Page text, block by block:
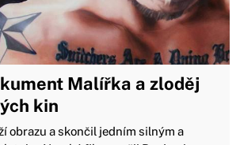
Malířka a zloděj
kin
obrazu a skončil jedním silným a